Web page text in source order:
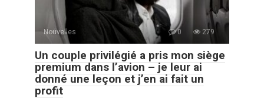
Nouvelles 0 279
Un couple privilégié a pris mon siège
premium dans l’avion – je leur ai
donné une leçon et j’en ai fait un
profit